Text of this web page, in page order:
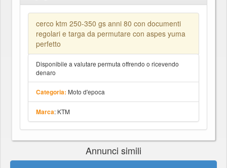
cerco ktm 250-350 gs anni 80 con documenti
regolari e targa da permutare con aspes yuma
perfetto
Disponibile a valutare permuta offrendo o ricevendo
denaro
Categoria: Moto d'epoca
Marca: KTM
Annunci simili